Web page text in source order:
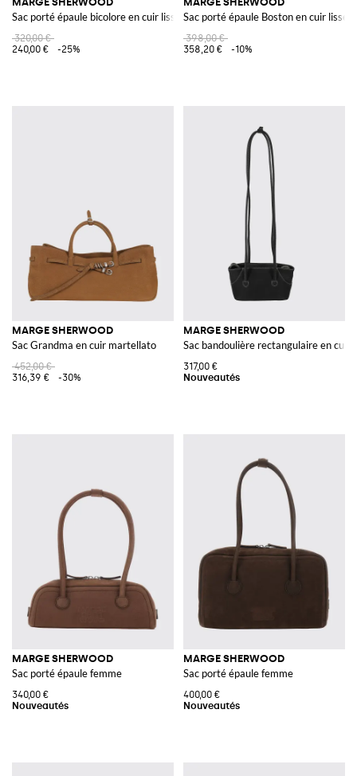
Sac porté épaule bicolore en cuir lisse avec double anse
320,00 €
240,00 €
-25%
Sac porté épaule Boston en cuir lisse
398,00 €
358,20 €
-10%
MARGE SHERWOOD
Sac Grandma en cuir martellato
452,00 €
316,39 €
-30%
MARGE SHERWOOD
Sac bandoulière rectangulaire en cuir
317,00 €
MARGE SHERWOOD
Sac porté épaule femme
340,00 €
MARGE SHERWOOD
Sac porté épaule femme
400,00 €